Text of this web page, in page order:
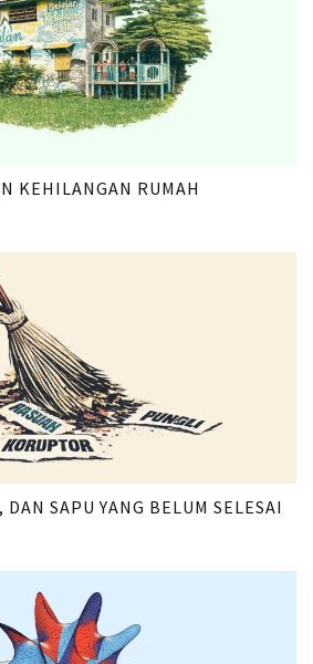
KEHILANGAN RUMAH
SAPU YANG BELUM SELESAI